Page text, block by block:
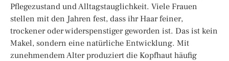
Pflegezustand und Alltagstauglichkeit. Viele Frauen
stellen mit den Jahren fest, dass ihr Haar feiner,
trockener oder widerspenstiger geworden ist. Das ist kein
Makel, sondern eine natürliche Entwicklung. Mit
zunehmendem Alter produziert die Kopfhaut häufig